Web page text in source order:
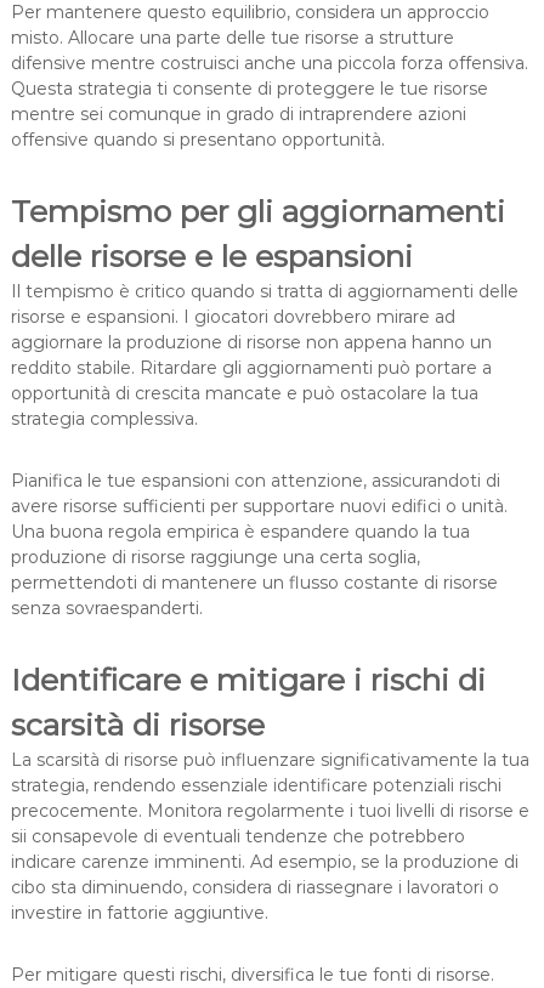
Per mantenere questo equilibrio, considera un approccio
misto. Allocare una parte delle tue risorse a strutture
difensive mentre costruisci anche una piccola forza offensiva.
Questa strategia ti consente di proteggere le tue risorse
mentre sei comunque in grado di intraprendere azioni
offensive quando si presentano opportunità.
Tempismo per gli aggiornamenti
delle risorse e le espansioni
Il tempismo è critico quando si tratta di aggiornamenti delle
risorse e espansioni. I giocatori dovrebbero mirare ad
aggiornare la produzione di risorse non appena hanno un
reddito stabile. Ritardare gli aggiornamenti può portare a
opportunità di crescita mancate e può ostacolare la tua
strategia complessiva.
Pianifica le tue espansioni con attenzione, assicurandoti di
avere risorse sufficienti per supportare nuovi edifici o unità.
Una buona regola empirica è espandere quando la tua
produzione di risorse raggiunge una certa soglia,
permettendoti di mantenere un flusso costante di risorse
senza sovraespanderti.
Identificare e mitigare i rischi di
scarsità di risorse
La scarsità di risorse può influenzare significativamente la tua
strategia, rendendo essenziale identificare potenziali rischi
precocemente. Monitora regolarmente i tuoi livelli di risorse e
sii consapevole di eventuali tendenze che potrebbero
indicare carenze imminenti. Ad esempio, se la produzione di
cibo sta diminuendo, considera di riassegnare i lavoratori o
investire in fattorie aggiuntive.
Per mitigare questi rischi, diversifica le tue fonti di risorse.